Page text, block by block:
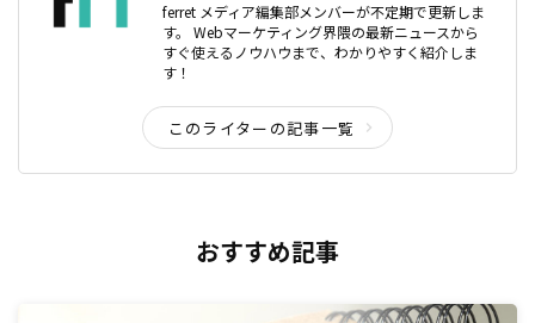
ferret メディア編集部メンバーが不定期で更新しま
す。 Webマーケティング界隈の最新ニュースから
すぐ使えるノウハウまで、わかりやすく紹介しま
す！
このライターの記事一覧
おすすめ記事